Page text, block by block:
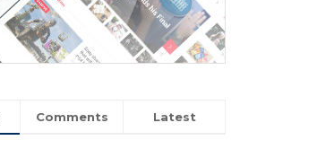
Comments Latest